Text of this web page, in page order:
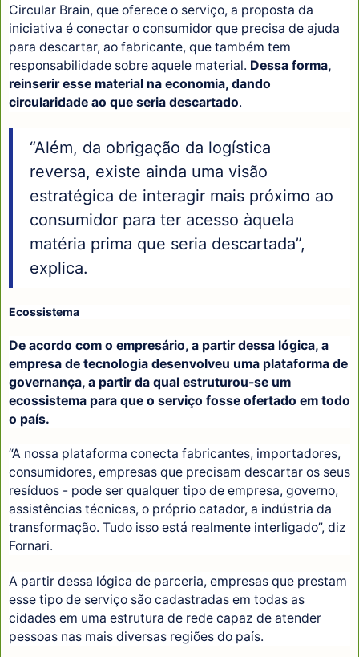
Circular Brain, que oferece o serviço, a proposta da
iniciativa é conectar o consumidor que precisa de ajuda
para descartar, ao fabricante, que também tem
responsabilidade sobre aquele material. Dessa forma,
reinserir esse material na economia, dando
circularidade ao que seria descartado.
“Além, da obrigação da logística
reversa, existe ainda uma visão
estratégica de interagir mais próximo ao
consumidor para ter acesso àquela
matéria prima que seria descartada”,
explica.
Ecossistema
De acordo com o empresário, a partir dessa lógica, a
empresa de tecnologia desenvolveu uma plataforma de
governança, a partir da qual estruturou-se um
ecossistema para que o serviço fosse ofertado em todo
o país.
“A nossa plataforma conecta fabricantes, importadores,
consumidores, empresas que precisam descartar os seus
resíduos - pode ser qualquer tipo de empresa, governo,
assistências técnicas, o próprio catador, a indústria da
transformação. Tudo isso está realmente interligado”, diz
Fornari.
A partir dessa lógica de parceria, empresas que prestam
esse tipo de serviço são cadastradas em todas as
cidades em uma estrutura de rede capaz de atender
pessoas nas mais diversas regiões do país.